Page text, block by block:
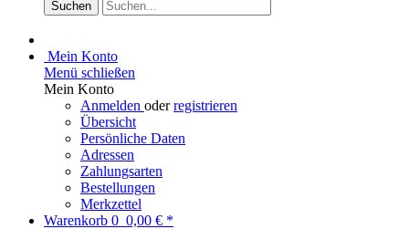
Suchen
Mein Konto
Menü schließen
Mein Konto
Anmelden oderregistrieren
Übersicht
Persönliche Daten
Adressen
Zahlungsarten
Bestellungen
Merkzettel
Warenkorb 0 0,00 € *